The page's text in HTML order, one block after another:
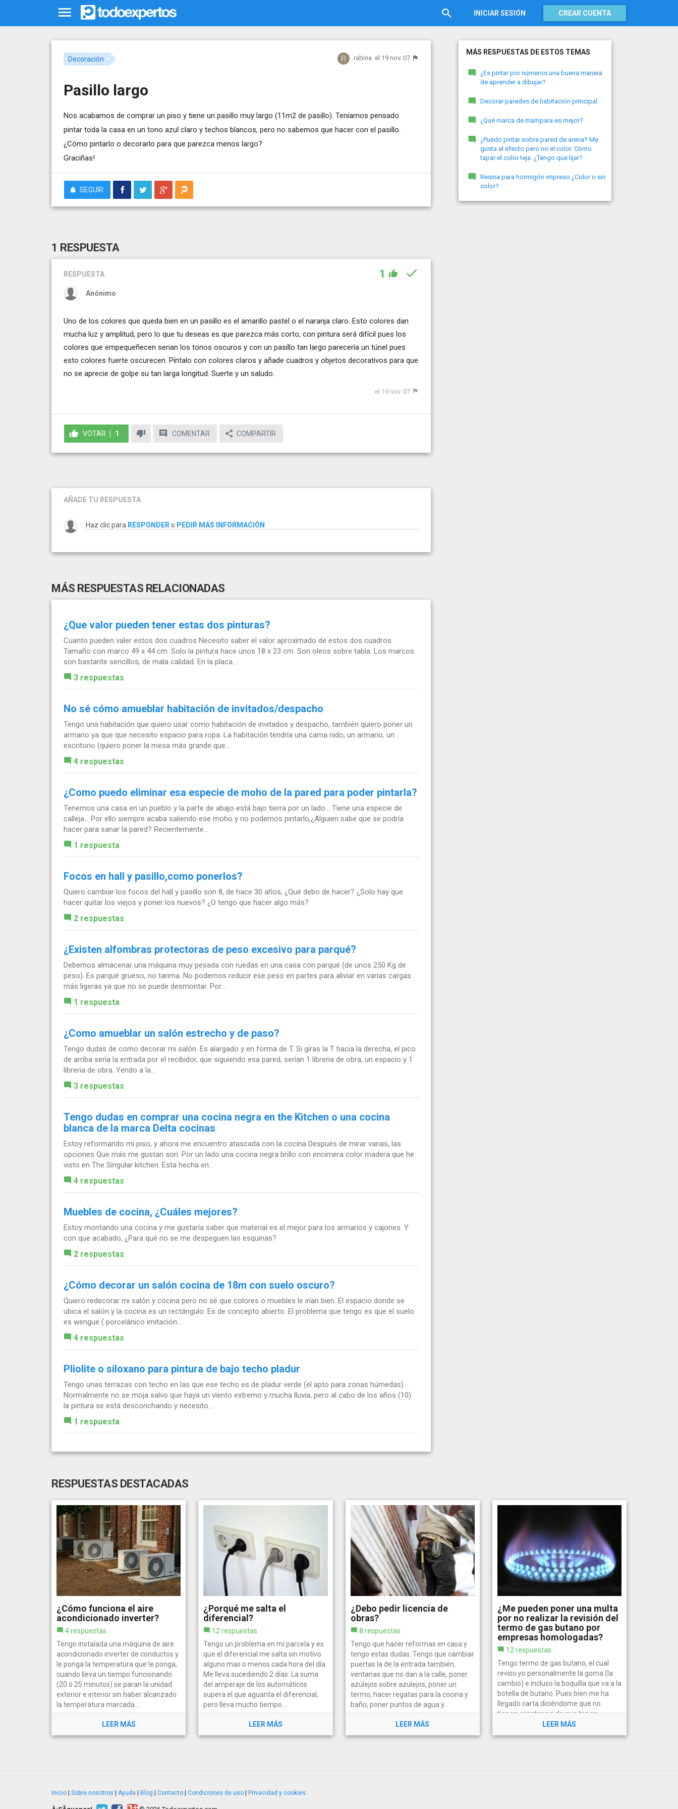
INICIAR SESIÓN CREAR CUENTA
Decoración rabina el 19 nov. 07
Pasillo largo
Nos acabamos de comprar un piso y tiene un pasillo muy largo (11m2 de pasillo). Teníamos pensado
pintar toda la casa en un tono azul claro y techos blancos, pero no sabemos que hacer con el pasillo.
¿Cómo pintarlo o decorarlo para que parezca menos largo?
Graciñas!
SEGUIR
1 RESPUESTA
RESPUESTA 1
Anónimo
Uno de los colores que queda bien en un pasillo es el amarillo pastel o el naranja claro. Esto colores dan
mucha luz y amplitud, pero lo que tu deseas es que parezca más corto, con pintura será difícil pues los
colores que empequeñecen serian los tonos oscuros y con un pasillo tan largo parecería un túnel pues
esto colores fuerte oscurecen. Píntalo con colores claros y añade cuadros y objetos decorativos para que
no se aprecie de golpe su tan larga longitud. Suerte y un saludo.
el 19 nov. 07
VOTAR 1 COMENTAR COMPARTIR
AÑADE TU RESPUESTA
Haz clic para RESPONDER o PEDIR MÁS INFORMACIÓN
MÁS RESPUESTAS RELACIONADAS
¿Que valor pueden tener estas dos pinturas?
Cuanto pueden valer estos dos cuadros Necesito saber el valor aproximado de estos dos cuadros.
Tamaño con marco 49 x 44 cm. Solo la pintura hace unos 18 x 23 cm. Son oleos sobre tabla. Los marcos
son bastante sencillos, de mala calidad. En la placa...
3 respuestas
No sé cómo amueblar habitación de invitados/despacho
Tengo una habitación que quiero usar como habitación de invitados y despacho, también quiero poner un
armario ya que que necesito espacio para ropa. La habitación tendría una cama nido, un armario, un
escritorio (quiero poner la mesa más grande que...
4 respuestas
¿Como puedo eliminar esa especie de moho de la pared para poder pintarla?
Tenemos una casa en un pueblo y la parte de abajo está bajo tierra por un lado... Tiene una especie de
calleja... Por ello siempre acaba saliendo ese moho y no podemos pintarlo,¿Alguien sabe que se podría
hacer para sanar la pared? Recientemente...
1 respuesta
Focos en hall y pasillo,como ponerlos?
Quiero cambiar los focos del hall y pasillo son 8, de hace 30 años, ¿Qué debo de hacer? ¿Solo hay que
hacer quitar los viejos y poner los nuevos? ¿O tengo que hacer algo más?
2 respuestas
¿Existen alfombras protectoras de peso excesivo para parqué?
Debemos almacenar una máquina muy pesada con ruedas en una casa con parqué (de unos 250 Kg de
peso). Es parqué grueso, no tarima. No podemos reducir ese peso en partes para aliviar en varias cargas
más ligeras ya que no se puede desmontar. Por...
1 respuesta
¿Como amueblar un salón estrecho y de paso?
Tengo dudas de como decorar mi salón. Es alargado y en forma de T. Si giras la T hacia la derecha, el pico
de arriba sería la entrada por el recibidor, que siguiendo esa pared, serían 1 libreria de obra, un espacio y 1
libreria de obra. Yendo a la...
3 respuestas
Tengo dudas en comprar una cocina negra en the Kitchen o una cocina
blanca de la marca Delta cocinas
Estoy reformando mi piso, y ahora me encuentro atascada con la cocina Después de mirar varias, las
opciones Que más me gustan son: Por un lado una cocina negra brillo con encimera color madera que he
visto en The Singular kitchen. Esta hecha en...
4 respuestas
Muebles de cocina, ¿Cuáles mejores?
Estoy montando una cocina y me gustaría saber que material es el mejor para los armarios y cajones. Y
con que acabado, ¿Para qué no se me despeguen las esquinas?
2 respuestas
¿Cómo decorar un salón cocina de 18m con suelo oscuro?
Quiero redecorar mi salón y cocina pero no sé que colores o muebles le irían bien. El espacio donde se
ubica el salón y la cocina es un rectángulo. Es de concepto abierto. El problema que tengo es que el suelo
es wengue ( porcelánico imitación...
4 respuestas
Pliolite o siloxano para pintura de bajo techo pladur
Tengo unas terrazas con techo en las que ese techo es de pladur verde (el apto para zonas húmedas).
Normalmente no se moja salvo que haya un viento extremo y mucha lluvia, pero al cabo de los años (10)
la pintura se está desconchando y necesito...
1 respuesta
MÁS RESPUESTAS DE ESTOS TEMAS
¿Es pintar por números una buena manera
de aprender a dibujar?
Decorar paredes de habitación principal
¿Qué marca de mampara es mejor?
¿Puedo pintar sobre pared de arena? Me
gusta el efecto pero no el color. Cómo
tapar el color teja. ¿Tengo que lijar?
Resina para hormigón impreso ¿Color o sin
color?
RESPUESTAS DESTACADAS
LEER MÁS
¿Cómo funciona el aire
acondicionado inverter?
4 respuestas
Tengo instalada una máquina de aire
acondicionado inverter de conductos y
le ponga la temperatura que le ponga,
cuando lleva un tiempo funcionando
(20 ó 25 minutos) se paran la unidad
exterior e interior sin haber alcanzado
la temperatura marcada....
LEER MÁS
¿Porqué me salta el
diferencial?
12 respuestas
Tengo un problema en mi parcela y es
que el diferencial me salta sin motivo
alguno mas o menos cada hora del día.
Me lleva sucediendo 2 días. La suma
del amperaje de los automáticos
supera el que aguanta el diferencial,
pero lleva mucho tiempo...
LEER MÁS
¿Debo pedir licencia de
obras?
8 respuestas
Tengo que hacer reformas en casa y
tengo estas dudas. Tengo que cambiar
puertas la de la entrada también,
ventanas que no dan a la calle, poner
azulejos sobre azulejos, poner un
termo, hacer regatas para la cocina y
baño, poner puntos de agua y...
LEER MÁS
¿Me pueden poner una multa
por no realizar la revisión del
termo de gas butano por
empresas homologadas?
12 respuestas
Tengo termo de gas butano, el cual
reviso yo personalmente la goma (la
cambio) e incluso la boquilla que va a la
botella de butano. Pues bien me ha
llegado carta diciéndome que no
tienen constancia de que tenga
realizada la revisión y que lo haga o...
Inicio Sobre nosotros Ayuda Blog Contacto Condiciones de uso Privacidad y cookies